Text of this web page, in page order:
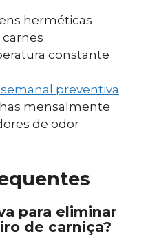
herméticas
carnes
constante
preventiva
mensalmente
de odor
para eliminar
de carniça?